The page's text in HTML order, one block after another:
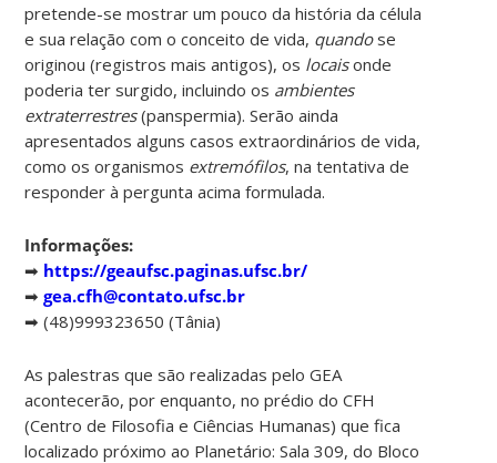
pretende-se mostrar um pouco da história da célula
e sua relação com o conceito de vida, quandose
originou (registros mais antigos), os locaisonde
poderia ter surgido, incluindo os ambientes
extraterrestres(panspermia). Serão ainda
apresentados alguns casos extraordinários de vida,
como os organismos extremófilos, na tentativa de
responder à pergunta acima formulada.
Informações:
➡ https://geaufsc.paginas.ufsc.br/
➡gea.cfh@contato.ufsc.br
➡ (48)999323650 (Tânia)
As palestras que são realizadas pelo GEA
acontecerão, por enquanto, no prédio do CFH
(Centro de Filosofia e Ciências Humanas) que fica
localizado próximo ao Planetário: Sala 309, do Bloco